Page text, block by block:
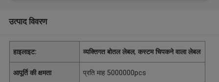
उत्पाद विवरण
हाइलाइट: व्यक्तिगत बोतल लेबल,कस्टम चिपकने वाला लेबल
आपूर्ति की क्षमता प्रति माह 5000000pcs